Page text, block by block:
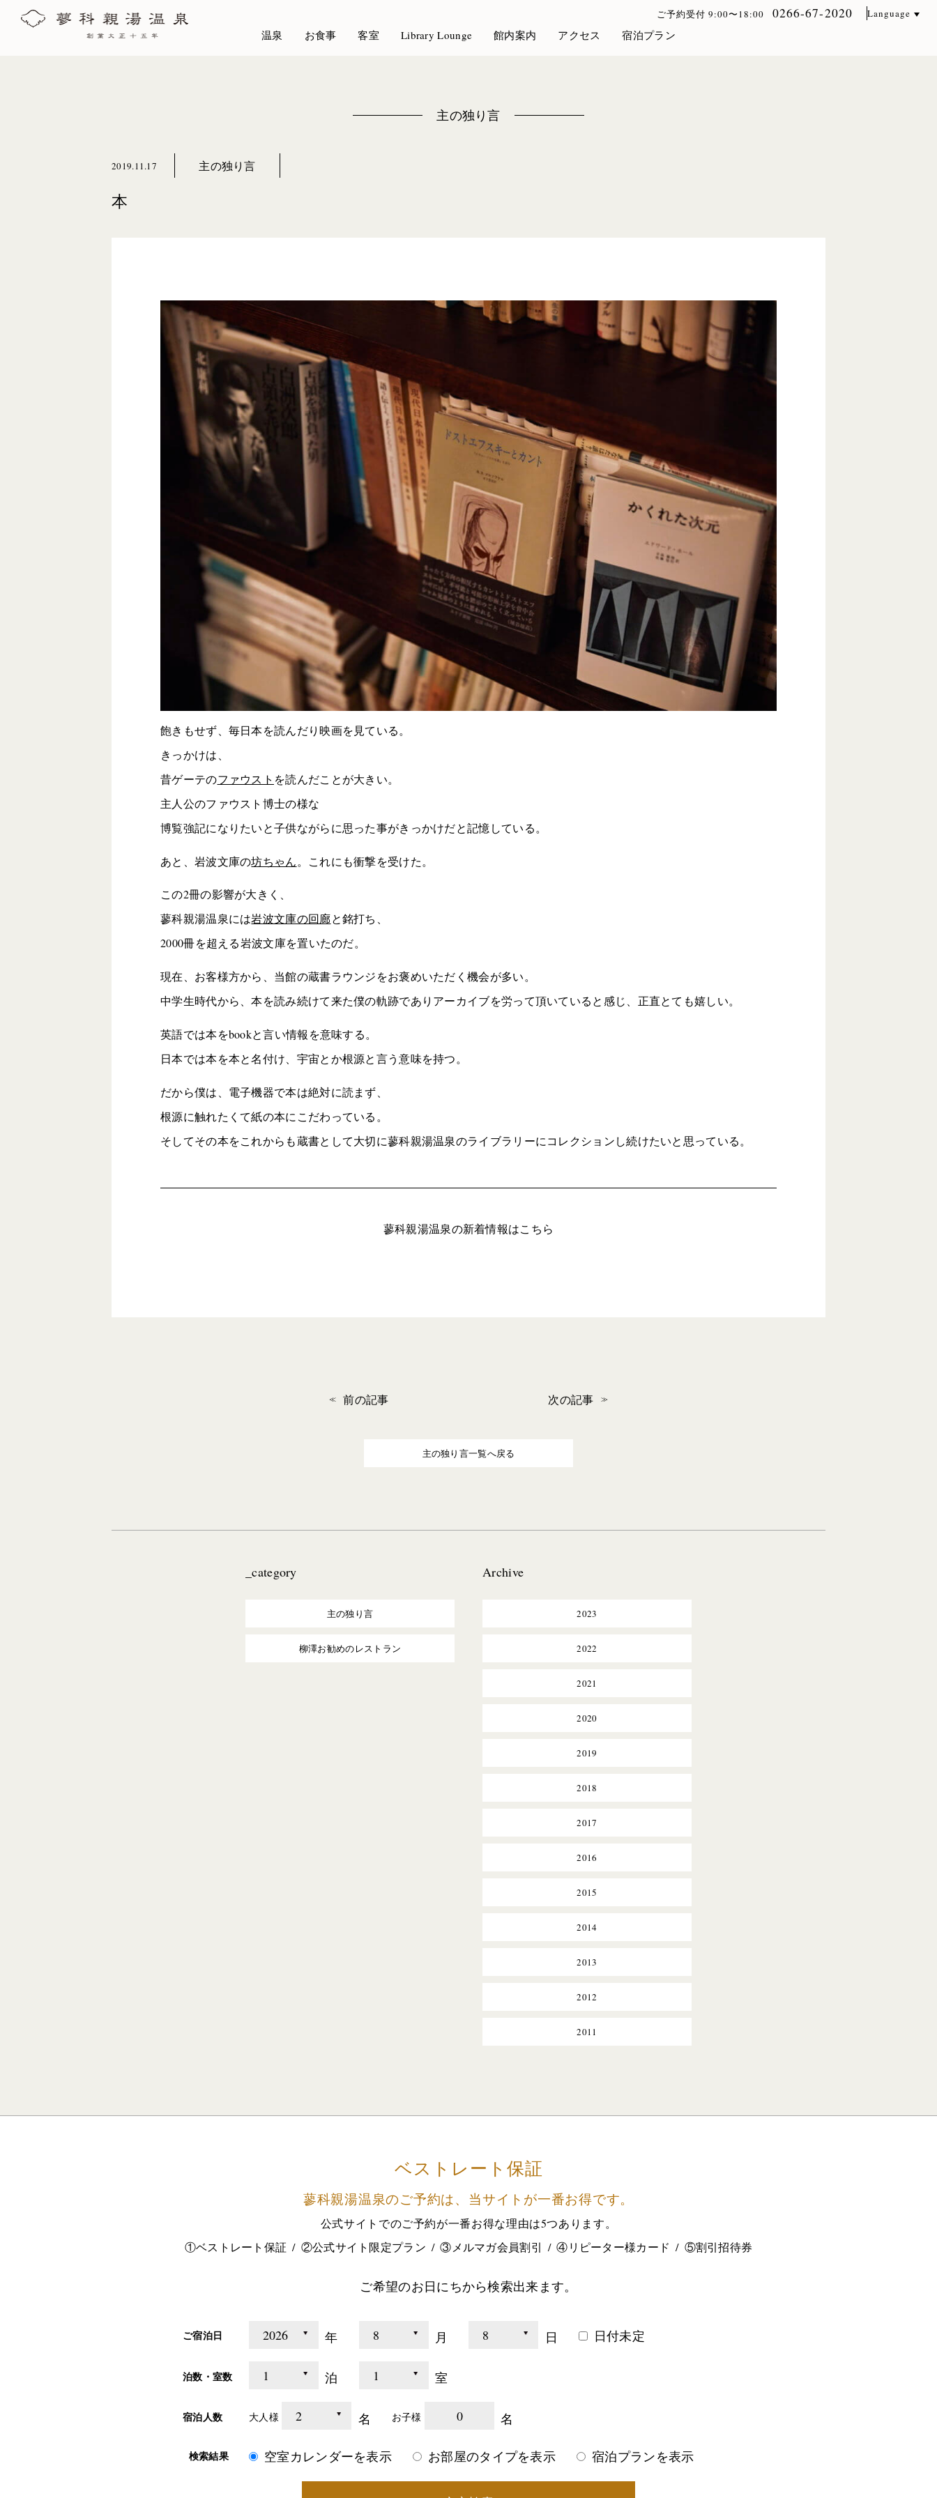
ご予約受付 9:00〜18:00 0266-67-2020 Language
温泉 お食事 客室 Library Lounge 館内案内 アクセス 宿泊プラン
主の独り言
2019.11.17 主の独り言
本
飽きもせず、毎日本を読んだり映画を見ている。
きっかけは、
昔ゲーテのファウスト を読んだことが大きい。
主人公のファウスト博士の様な
博覧強記になりたいと子供ながらに思った事がきっかけだと記憶している。
あと、岩波文庫の坊ちゃん。これにも衝撃を受けた。
この2冊の影響が大きく、
蓼科親湯温泉には岩波文庫の回廊と銘打ち、
2000冊を超える岩波文庫を置いたのだ。
現在、お客様方から、当館の蔵書ラウンジをお褒めいただく機会が多い。
中学生時代から、本を読み続けて来た僕の軌跡でありアーカイブを労って頂いていると感じ、正直とても嬉しい。
英語では本をbookと言い情報を意味する。
日本では本を本と名付け、宇宙とか根源と言う意味を持つ。
だから僕は、電子機器で本は絶対に読まず、
根源に触れたくて紙の本にこだわっている。
そしてその本をこれからも蔵書として大切に蓼科親湯温泉のライブラリーにコレクションし続けたいと思っている。
蓼科親湯温泉の新着情報はこちら
前の記事 次の記事
主の独り言一覧へ戻る
_category
主の独り言
柳澤お勧めのレストラン
Archive
2023
2022
2021
2020
2019
2018
2017
2016
2015
2014
2013
2012
2011
ベストレート保証
蓼科親湯温泉のご予約は、 当サイトが一番お得です。
公式サイトでのご予約が一番お得な理由は5つあります。
①ベストレート保証
②公式サイト限定プラン ③メルマガ会員割引 ④リピーター様カード ⑤割引招待券
ご希望のお日にちから検索出来ます。
ご宿泊日 年 月 日 日付未定
泊数・室数 泊 室
宿泊人数 大人様 名 お子様 0 名
検索結果 空室カレンダーを表示 お部屋のタイプを表示 宿泊プランを表示